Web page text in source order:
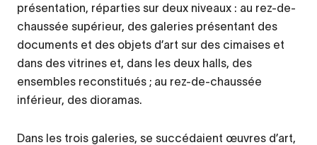
présentation, réparties sur deux niveaux : au rez-de-
chaussée supérieur, des galeries présentant des
documents et des objets d’art sur des cimaises et
dans des vitrines et, dans les deux halls, des
ensembles reconstitués ; au rez-de-chaussée
inférieur, des dioramas.
Dans les trois galeries, se succédaient œuvres d’art,